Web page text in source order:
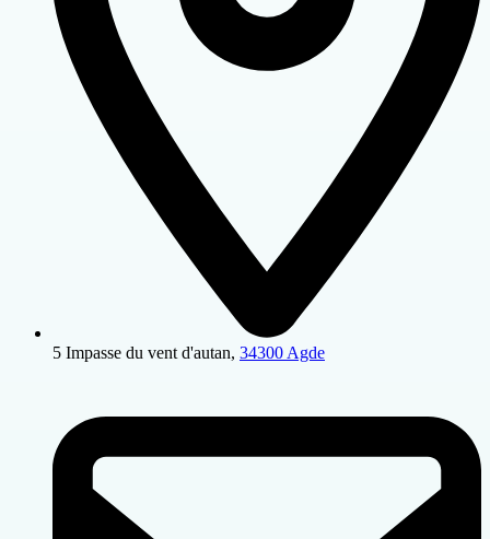
5 Impasse du vent d'autan, 34300 Agde